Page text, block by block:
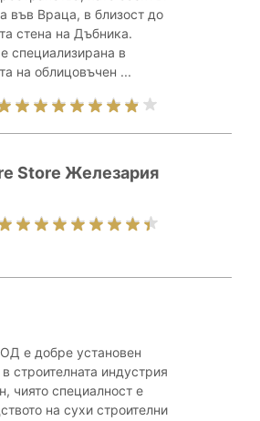
във Враца, в близост до
стена на Дъбника.
специализирана в
на облицовъчен ...
Store Железария
е добре установен
строителната индустрия
чиято специалност е
на сухи строителни